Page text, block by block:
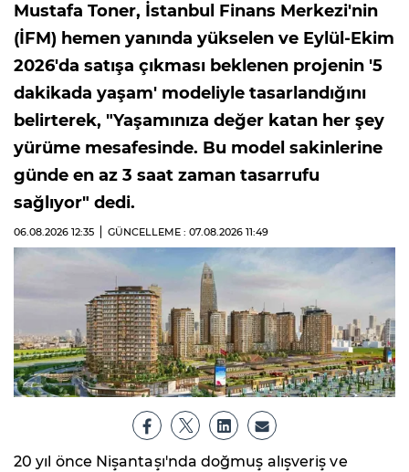
Mustafa Toner, İstanbul Finans Merkezi'nin
(İFM) hemen yanında yükselen ve Eylül-Ekim
2026'da satışa çıkması beklenen projenin '5
dakikada yaşam' modeliyle tasarlandığını
belirterek, "Yaşamınıza değer katan her şey
yürüme mesafesinde. Bu model sakinlerine
günde en az 3 saat zaman tasarrufu
sağlıyor" dedi.
06.08.2026 12:35 GÜNCELLEME : 07.08.2026 11:49
20 yıl önce Nişantaşı'nda doğmuş alışveriş ve